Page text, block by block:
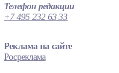
Телефон редакции
+7 495 232 63 33
Реклама на сайте
Росреклама